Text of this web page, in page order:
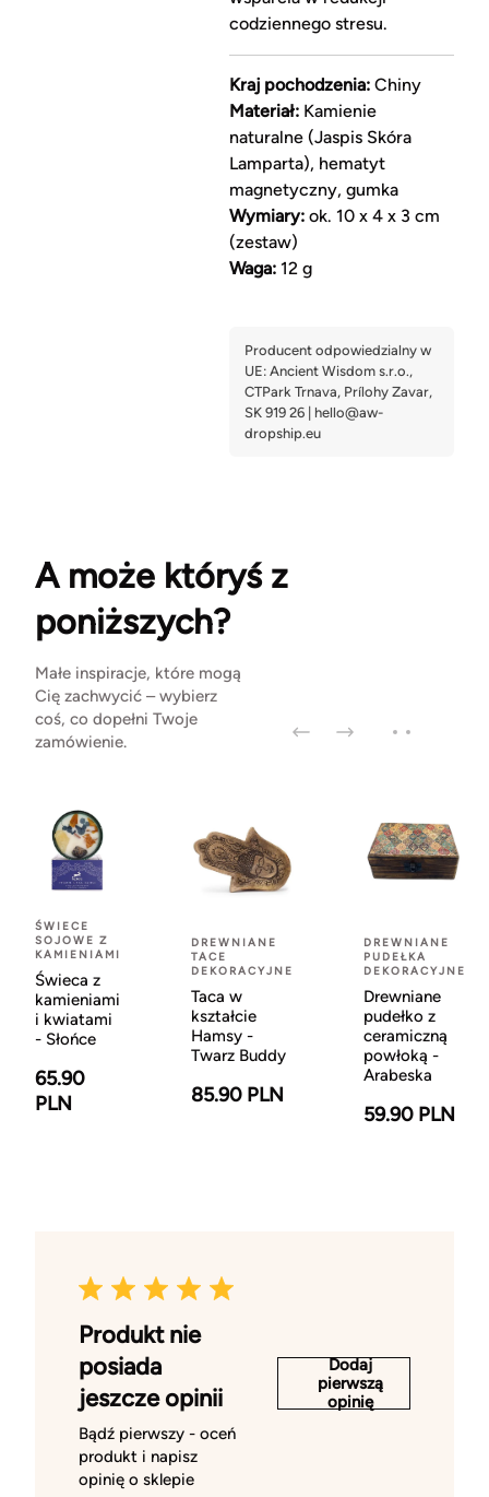
codziennego stresu.
Kraj pochodzenia:Chiny
Materiał:Kamienie
naturalne (Jaspis Skóra
Lamparta), hematyt
magnetyczny, gumka
Wymiary:ok. 10 x 4 x 3 cm
(zestaw)
Waga:12 g
A może któryś z
poniższych?
Małe inspiracje, które mogą
Cię zachwycić – wybierz
coś, co dopełni Twoje
zamówienie.
ŚWIECE
SOJOWE Z
KAMIENIAMI
Świeca z
kamieniami
i kwiatami
- Słońce
65.90
PLN
DREWNIANE
TACE
DEKORACYJNE
Taca w
kształcie
Hamsy -
Twarz Buddy
85.90 PLN
DREWNIANE
PUDEŁKA
DEKORACYJNE
Drewniane
pudełko z
ceramiczną
powłoką -
Arabeska
59.90 PLN
Produkt nie
posiada
jeszcze opinii
Bądź pierwszy - oceń
produkt i napisz
opinię o sklepie
Dodaj
pierwszą
opinię